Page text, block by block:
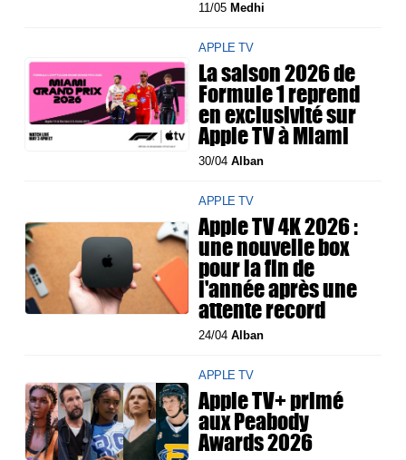
11/05 Medhi
APPLE TV
La saison 2026 de
Formule 1 reprend
en exclusivité sur
Apple TV à Miami
30/04Alban
APPLE TV
Apple TV 4K 2026 :
une nouvelle box
pour la fin de
l'année après une
attente record
24/04Alban
APPLE TV
Apple TV+ primé
aux Peabody
Awards 2026